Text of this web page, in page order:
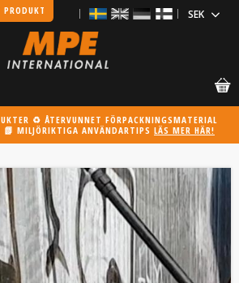
♻️ ÅTERVUNNET FÖRPACKNINGSMATERIAL
📗 MILJÖRIKTIGA ANVÄNDARTIPS LÄS MER HÄR!